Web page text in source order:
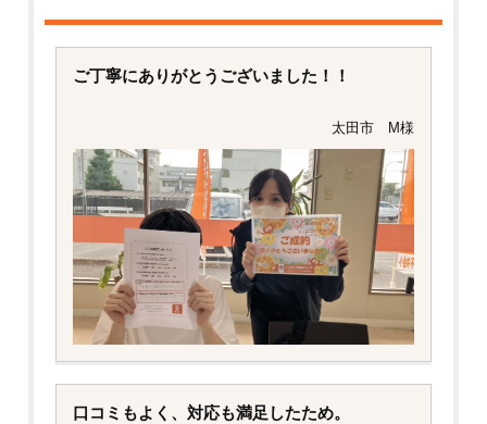
ご丁寧にありがとうございました！！
太田市 M様
口コミもよく、対応も満足したため。